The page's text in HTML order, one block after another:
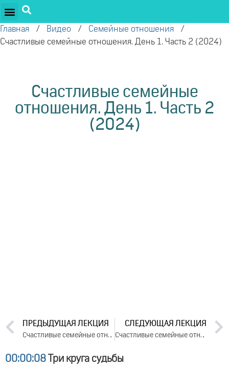
Главная / Видео / Семейные отношения /
Счастливые семейные отношения. День 1. Часть 2 (2024)
Счастливые семейные
отношения. День 1. Часть 2
(2024)
ПРЕДЫДУЩАЯ ЛЕКЦИЯ
Счастливые семейные отношения. День 1. Часть 1 (2024)
СЛЕДУЮЩАЯ ЛЕКЦИЯ
Счастливые семейные отношения. День 2. Часть 1 (2024)
00:00:08 Три круга судьбы